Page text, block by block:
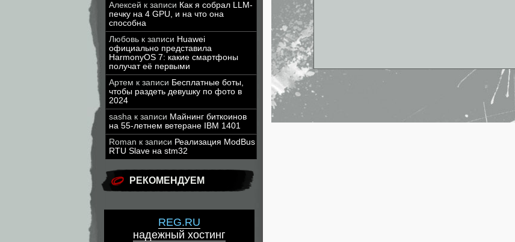
Алексей к записи Как я собрал LLM-
печку на 4 GPU, и на что она
способна
Любовь к записи Huawei
официально представила
HarmonyOS 7: какие смартфоны
получат её первыми
Артем к записи Бесплатные боты,
чтобы раздеть девушку по фото в
2024
sasha к записи Майнинг биткоинов
на 55-летнем ветеране IBM 1401
Roman к записи Реализация ModBus
RTU Slave на stm32
РЕКОМЕНДУЕМ
REG.RU
надежный хостинг